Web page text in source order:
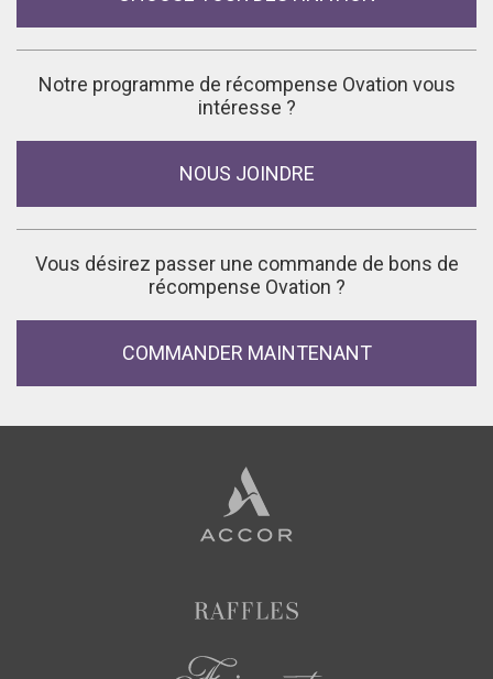
Notre programme de récompense Ovation vous
intéresse ?
NOUS JOINDRE
Vous désirez passer une commande de bons de
récompense Ovation ?
COMMANDER MAINTENANT
Raffles